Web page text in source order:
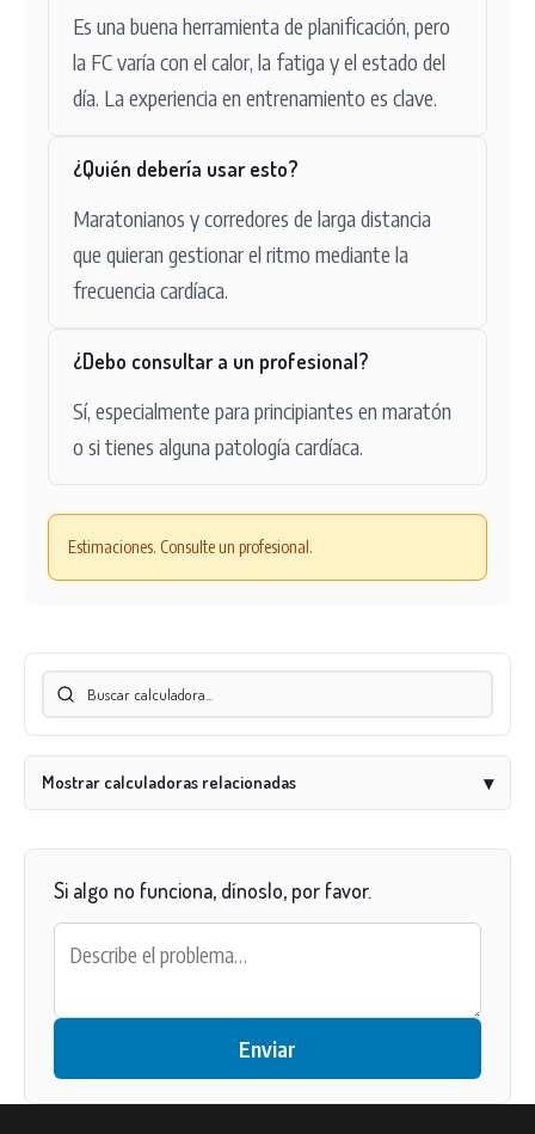
Es una buena herramienta de planificación, pero
la FC varía con el calor, la fatiga y el estado del
día. La experiencia en entrenamiento es clave.
¿Quién debería usar esto?
Maratonianos y corredores de larga distancia
que quieran gestionar el ritmo mediante la
frecuencia cardíaca.
¿Debo consultar a un profesional?
Sí, especialmente para principiantes en maratón
o si tienes alguna patología cardíaca.
Estimaciones. Consulte un profesional.
Mostrar calculadoras relacionadas ▾
Si algo no funciona, dínoslo, por favor.
Enviar